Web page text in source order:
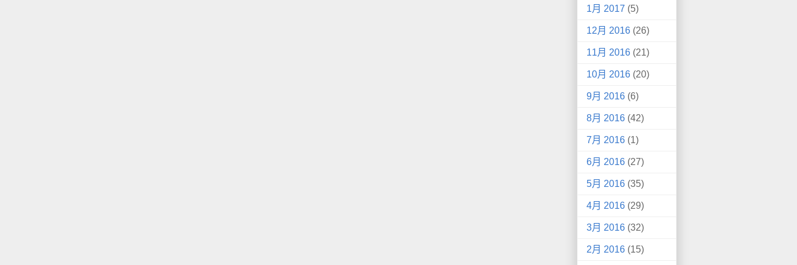
1月 2017 (5)
12月 2016 (26)
11月 2016 (21)
10月 2016 (20)
9月 2016 (6)
8月 2016 (42)
7月 2016 (1)
6月 2016 (27)
5月 2016 (35)
4月 2016 (29)
3月 2016 (32)
2月 2016 (15)